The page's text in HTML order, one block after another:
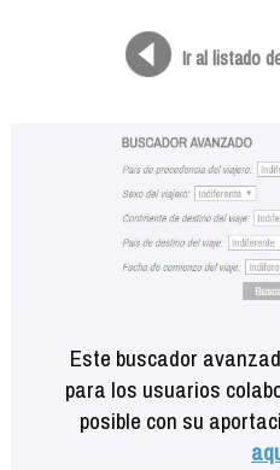
Ir al listado
Este buscador
para los usuarios
posible con su